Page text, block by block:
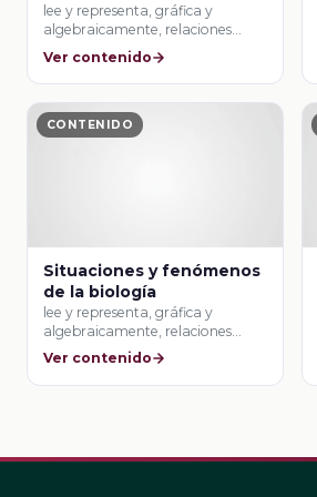
lee y representa, gráfica y
algebraicamente, relaciones
lineales y cuadráticas.
Ver contenido
CONTENIDO
Situaciones y fenómenos
de la biología
lee y representa, gráfica y
algebraicamente, relaciones
lineales y cuadráticas.
Ver contenido